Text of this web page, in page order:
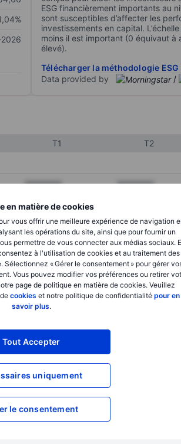
en matière de cookies
vous offrir une meilleure expérience de navigation
les opérations du site, ainsi que pour fournir un
permettre de vous connecter aux médias sociaux.
à l'utilisation de cookies et au traitement des
« Gérer le consentement » pour gérer
Vous pouvez modifier vos préférences ou retirer
page de politique en matière de cookies. Veuillez
cookies et notre politique de confidentialité pour en
savoir plus.
Tout Accepter
uniquement
le consentement
ESG financièrement importants au
sont susceptibles d’affecter les
investissements en capital.
moins il est important (0 équivaut à
élevé).
Télécharger la méthodologie
Data provided by
/
T1 T2
XXXXXXX XXXXXXX
XXXXXXX
XXXXXXX XXXXXXX
XXXXXXX XXXXXXX
XXXXXXX XXXXXXX
XXXXXXX
XXXXXXX
XXXXXXX
XXXXXXX
Ouvrir un compte pour accéder à